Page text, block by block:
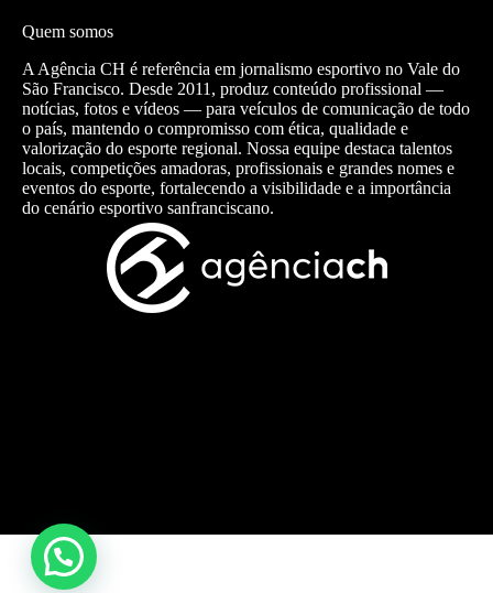
Quem somos
A Agência CH é referência em jornalismo esportivo no Vale do
São Francisco. Desde 2011, produz conteúdo profissional —
notícias, fotos e vídeos — para veículos de comunicação de todo
o país, mantendo o compromisso com ética, qualidade e
valorização do esporte regional. Nossa equipe destaca talentos
locais, competições amadoras, profissionais e grandes nomes e
eventos do esporte, fortalecendo a visibilidade e a importância
do cenário esportivo sanfranciscano.